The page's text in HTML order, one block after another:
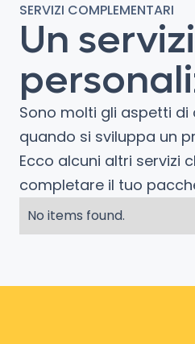
SERVIZI COMPLEMENTARI
Un
Sono molti gli aspetti
quando si sviluppa un
Ecco alcuni altri servizi
completare il tuo
No items found.